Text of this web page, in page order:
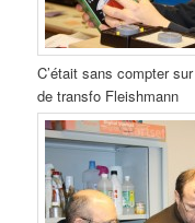
C’était sans compter
de transfo Fleishmann